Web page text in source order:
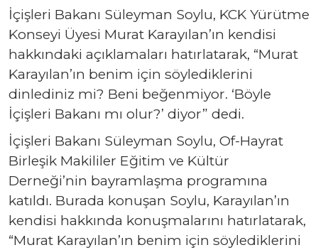
İçişleri Bakanı Süleyman Soylu, KCK Yürütme
Konseyi Üyesi Murat Karayılan’ın kendisi
hakkındaki açıklamaları hatırlatarak, “Murat
Karayılan’ın benim için söylediklerini
dinlediniz mi? Beni beğenmiyor. ‘Böyle
İçişleri Bakanı mı olur?’ diyor” dedi.
İçişleri Bakanı Süleyman Soylu, Of-Hayrat
Birleşik Makililer Eğitim ve Kültür
Derneği’nin bayramlaşma programına
katıldı. Burada konuşan Soylu, Karayılan’ın
kendisi hakkında konuşmalarını hatırlatarak,
“Murat Karayılan’ın benim için söylediklerini